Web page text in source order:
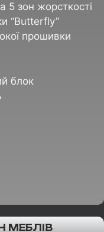
5 зон жорсткості
“Butterfly”
прошивки
блок
МЕБЛІВ